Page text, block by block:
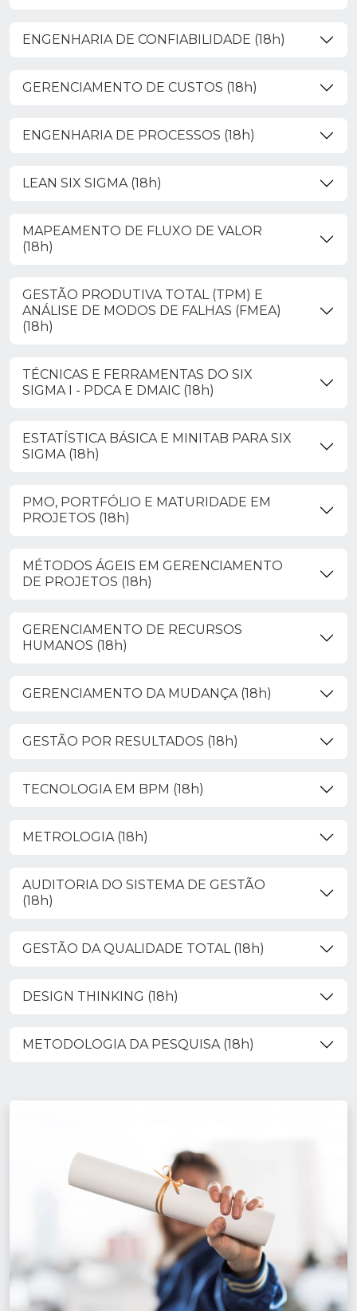
ENGENHARIA DE CONFIABILIDADE (18h)
GERENCIAMENTO DE CUSTOS (18h)
ENGENHARIA DE PROCESSOS (18h)
LEAN SIX SIGMA (18h)
MAPEAMENTO DE FLUXO DE VALOR
(18h)
GESTÃO PRODUTIVA TOTAL (TPM) E
ANÁLISE DE MODOS DE FALHAS (FMEA)
(18h)
TÉCNICAS E FERRAMENTAS DO SIX
SIGMA I - PDCA E DMAIC (18h)
ESTATÍSTICA BÁSICA E MINITAB PARA SIX
SIGMA (18h)
PMO, PORTFÓLIO E MATURIDADE EM
PROJETOS (18h)
MÉTODOS ÁGEIS EM GERENCIAMENTO
DE PROJETOS (18h)
GERENCIAMENTO DE RECURSOS
HUMANOS (18h)
GERENCIAMENTO DA MUDANÇA (18h)
GESTÃO POR RESULTADOS (18h)
TECNOLOGIA EM BPM (18h)
METROLOGIA (18h)
AUDITORIA DO SISTEMA DE GESTÃO
(18h)
GESTÃO DA QUALIDADE TOTAL (18h)
DESIGN THINKING (18h)
METODOLOGIA DA PESQUISA (18h)